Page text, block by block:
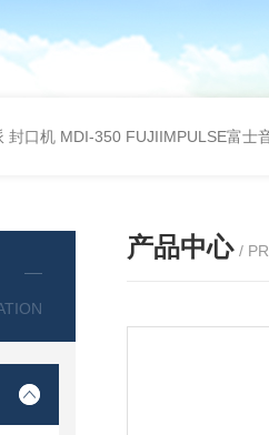
封口机 MDI-350 FUJIIMPULSE富士
产品中心 /